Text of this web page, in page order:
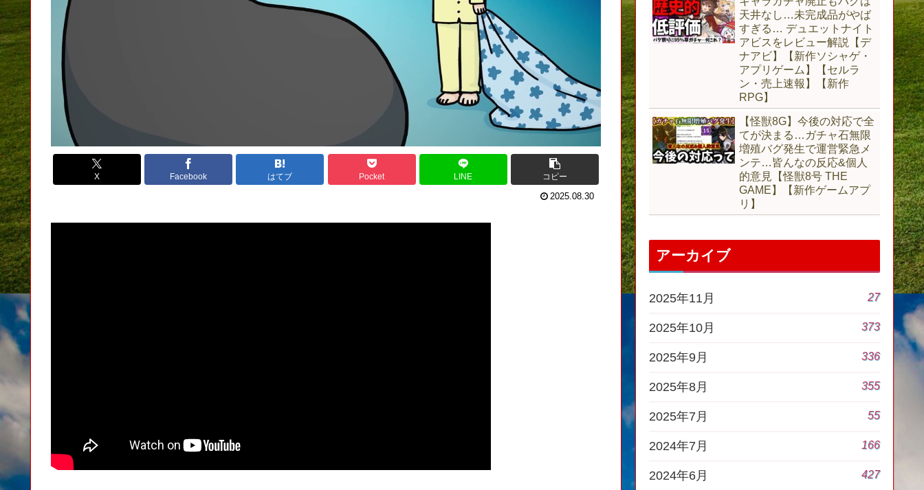
X Facebook はてブ Pocket LINE コピー
2025.08.30
天井なし…未完成品がやば
すぎる… デュエットナイト
アビスをレビュー解説【デ
ナアビ】【新作ソシャゲ・
アプリゲーム】【セルラ
ン・売上速報】【新作
RPG】
【怪獣8G】今後の対応で全
てが決まる…ガチャ石無限
増殖バグ発生で運営緊急メ
ンテ…皆んなの反応&個人
的意見【怪獣8号 THE
GAME】【新作ゲームアプ
リ】
アーカイブ
2025年11月 27
2025年10月 373
2025年9月 336
2025年8月 355
2025年7月 55
2024年7月 166
2024年6月 427